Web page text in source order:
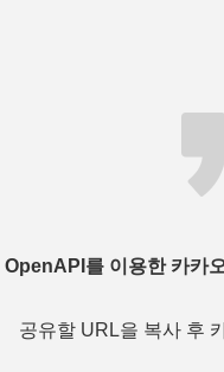
OpenAPI를 이용한 카카
공유할 URL을 복사 후